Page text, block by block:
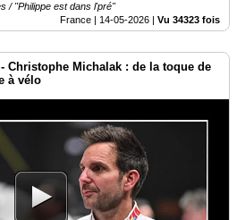
/ "Philippe est dans l'pré"
France | 14-05-2026 Vu 34323 fois
Christophe Michalak : de la toque de
à vélo